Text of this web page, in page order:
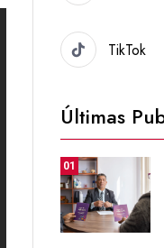
TikTok
Últimas
01